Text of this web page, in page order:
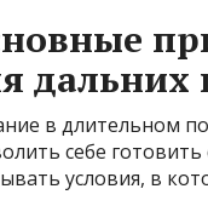
дальних
в длительном
себе
условия, в